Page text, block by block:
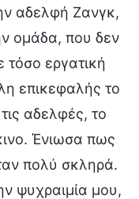
αδελφή Ζανγκ,
ομάδα, που δεν
τόσο εργατική
επικεφαλής το
αδελφές, το
Ένιωσα πως
πολύ σκληρά.
ψυχραιμία μου,